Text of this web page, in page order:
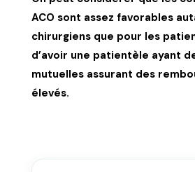
ACO sont assez favorables
chirurgiens que pour les
d’avoir une patientèle ayant
mutuelles assurant des
élevés.